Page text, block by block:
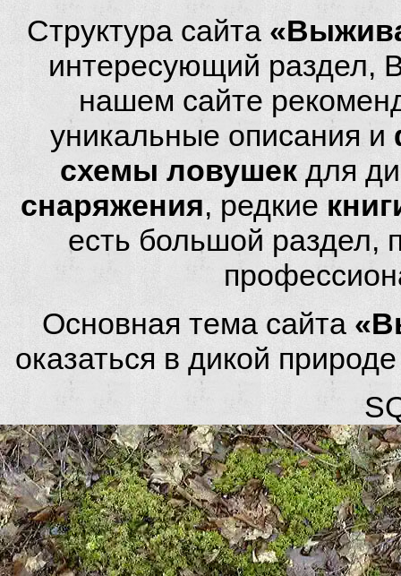
Структура сайта
интересующий раздел,
нашем сайте
уникальные описания и
схемы ловушек для
снаряжения, редкие
есть большой
Основная тема сайта
оказаться в дикой